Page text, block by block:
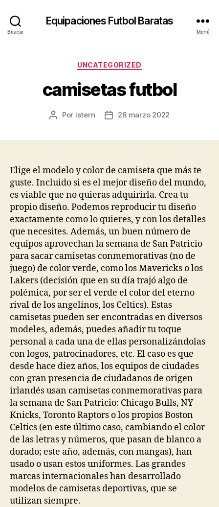
Buscar
Equipaciones Futbol Baratas
Menú
Categorías
UNCATEGORIZED
camisetas futbol
Autor
Por istern
Fecha28 marzo 2022
Elige el modelo y color de camiseta que más te
guste. Incluido si es el mejor diseño del mundo,
es viable que no quieras adquirirla. Crea tu
propio diseño. Podemos reproducir tu diseño
exactamente como lo quieres, y con los detalles
que necesites. Además, un buen número de
equipos aprovechan la semana de San Patricio
para sacar camisetas conmemorativas (no de
juego) de color verde, como los Mavericks o los
Lakers (decisión que en su día trajó algo de
polémica, por ser el verde el color del eterno
rival de los angelinos, los Celtics). Estas
camisetas pueden ser encontradas en diversos
modeles, además, puedes añadir tu toque
personal a cada una de ellas personalizándolas
con logos, patrocinadores, etc. El caso es que
desde hace diez años, los equipos de ciudades
con gran presencia de ciudadanos de origen
irlandés usan camisetas conmemorativas para
la semana de San Patricio: Chicago Bulls, NY
Knicks, Toronto Raptors o los propios Boston
Celtics (en este último caso, cambiando el color
de las letras y números, que pasan de blanco a
dorado; este año, además, con mangas), han
usado o usan estos uniformes. Las grandes
marcas internacionales han desarrollado
modelos de camisetas deportivas, que se
utilizan siempre.